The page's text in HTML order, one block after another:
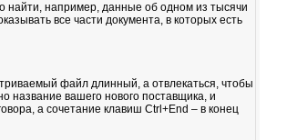
найти, например, данные об одном из тысячи
все части документа, в которых есть
файл длинный, а отвлекаться, чтобы
название вашего нового поставщика, и
а сочетание клавиш Ctrl+End – в конец